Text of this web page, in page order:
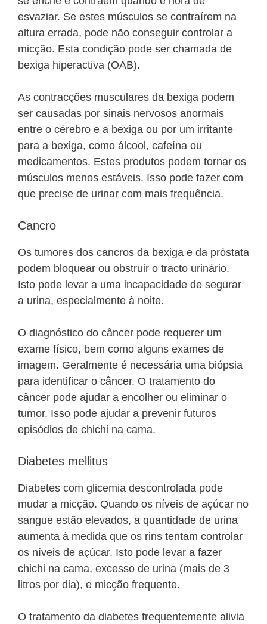
esvaziar. Se estes músculos se contraírem na
altura errada, pode não conseguir controlar a
micção. Esta condição pode ser chamada de
bexiga hiperactiva (OAB).
As contracções musculares da bexiga podem
ser causadas por sinais nervosos anormais
entre o cérebro e a bexiga ou por um irritante
para a bexiga, como álcool, cafeína ou
medicamentos. Estes produtos podem tornar os
músculos menos estáveis. Isso pode fazer com
que precise de urinar com mais frequência.
Cancro
Os tumores dos cancros da bexiga e da próstata
podem bloquear ou obstruir o tracto urinário.
Isto pode levar a uma incapacidade de segurar
a urina, especialmente à noite.
O diagnóstico do câncer pode requerer um
exame físico, bem como alguns exames de
imagem. Geralmente é necessária uma biópsia
para identificar o câncer. O tratamento do
câncer pode ajudar a encolher ou eliminar o
tumor. Isso pode ajudar a prevenir futuros
episódios de chichi na cama.
Diabetes mellitus
Diabetes com glicemia descontrolada pode
mudar a micção. Quando os níveis de açúcar no
sangue estão elevados, a quantidade de urina
aumenta à medida que os rins tentam controlar
os níveis de açúcar. Isto pode levar a fazer
chichi na cama, excesso de urina (mais de 3
litros por dia), e micção frequente.
O tratamento da diabetes frequentemente alivia